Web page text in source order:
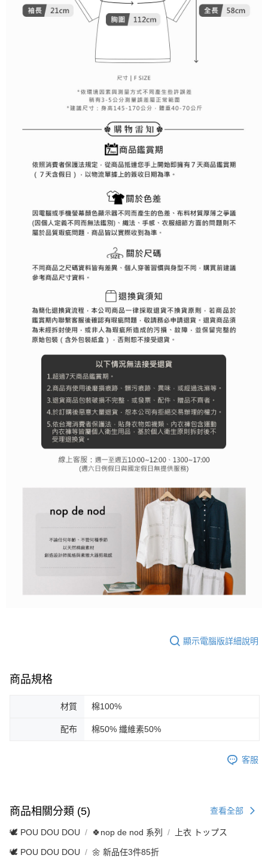
顯示電腦版詳細說明
商品規格
材質 棉100%
配布 棉50% 纖維素50%
客服
商品相關分類 (5) 查看全部
🕊️ POU DOU DOU 🍀nop de nod 系列 上衣 トップス
🕊️ POU DOU DOU 🌼 新品任3件85折